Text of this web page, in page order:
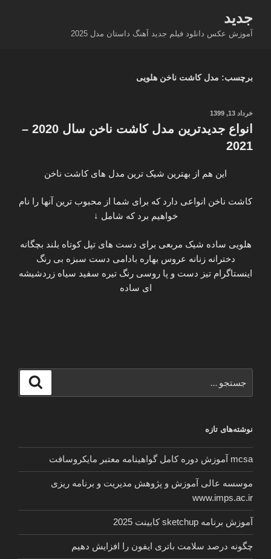
محتوا
جدید
آموزش عکس دانلود فیلم جدید آهنگ داستان مدل 2025
برچسب: مدل کاشت ناخن هلویی
نوشته‌شده
در
خرداد 13, 1399
انواع جدیدترین مدل کاشت ناخن سال 2020 –
2021
این هم از بهترین شیک ترین مدل های کاشت ناخن
کاشت ناخن انواعی دارد که برای شما از محبوب ترین آنها را نام
خواهیم برد که شامل ↓
هلویی ساده شیک مربعی برای دست های تپل کوتاه بلند بچگانه
دخترانه زنانه عروس بهاره بادامی دست سبزه بی رنگ
اینستاگرام تیز دست و پا روسی رنگ تیره سفید سیاه زردشیشه
ای ساده
برای
جستجو
نوشته‌های تازه
mcsa آموزش دوره کامل گواهینامه معتبر مایکروسافت
موسسه عالی آموزش و پژوهش مدیریت و برنامه ریزی
www.imps.ac.ir
آموزش برنامه sketchup کابینت 2025
چگونه درصد سلامت باتری ایفون را افزایش دهیم